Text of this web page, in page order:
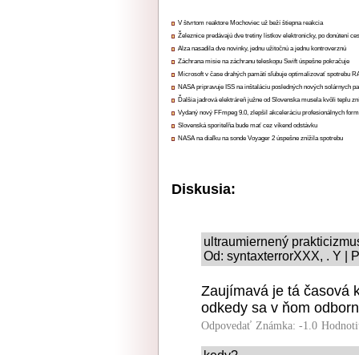
V štvrtom reaktore Mochoviec už beží štiepna reakcia
Železnice predávajú dve tretiny lístkov elektronicky, po donútení
Alza nasadila dve novinky, jednu užitočnú a jednu kontroverznú
Záchrana misie na záchranu teleskopu Swift úspešne pokračuje
Microsoft v čase drahých pamätí sľubuje optimalizovať spotrebu
NASA pripravuje ISS na inštaláciu posledných nových solárnych
Ďalšia jadrová elektráreň južne od Slovenska musela kvôli teplu
Vydaný nový FFmpeg 9.0, zlepšil akceleráciu profesionálnych
Slovenská sporiteľňa bude mať cez víkend odstávku
NASA na diaľku na sonde Voyager 2 úspešne znížila spotrebu
Diskusia:
ultraumiernený
Od: syntaxterrorXXX, . Y |
Zaujímavá je tá časová
odkedy sa v ňom
Odpovedať Známka: -1.0